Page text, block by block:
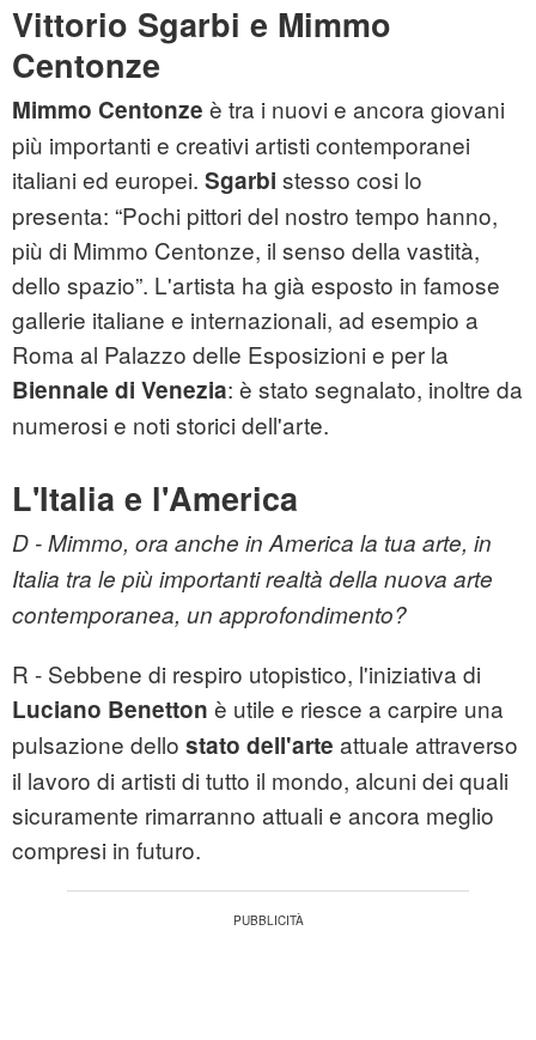
Vittorio Sgarbi e Mimmo
Centonze
Mimmo Centonze è tra i nuovi e ancora giovani
più importanti e creativi artisti contemporanei
italiani ed europei. Sgarbi stesso cosi lo
presenta: “Pochi pittori del nostro tempo hanno,
più di Mimmo Centonze, il senso della vastità,
dello spazio”. L'artista ha già esposto in famose
gallerie italiane e internazionali, ad esempio a
Roma al Palazzo delle Esposizioni e per la
Biennale di Venezia: è stato segnalato, inoltre da
numerosi e noti storici dell'arte.
L'Italia e l'America
D - Mimmo, ora anche in America la tua arte, in
Italia tra le più importanti realtà della nuova arte
contemporanea, un approfondimento?
R - Sebbene di respiro utopistico, l'iniziativa di
Luciano Benetton è utile e riesce a carpire una
pulsazione dello stato dell'arte attuale attraverso
il lavoro di artisti di tutto il mondo, alcuni dei quali
sicuramente rimarranno attuali e ancora meglio
compresi in futuro.